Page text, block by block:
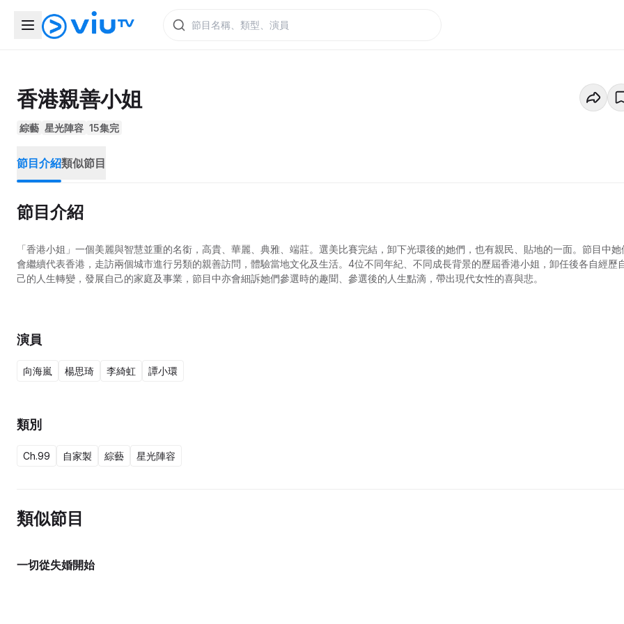
香港親善小姐
綜藝 星光陣容 15集完
節目介紹類似節目
節目介紹
「香港小姐」一個美麗與智慧並重的名銜，高貴、華麗、典雅、端莊。選美比賽完結，卸下光環後的她們，也有親民、貼地的一面。節目中她
會繼續代表香港，走訪兩個城市進行另類的親善訪問，體驗當地文化及生活。4位不同年紀、不同成長背景的歷屆香港小姐，卸任後各自經歷
己的人生轉變，發展自己的家庭及事業，節目中亦會細訴她們參選時的趣聞、參選後的人生點滴，帶出現代女性的喜與悲。
演員
向海嵐 楊思琦 李綺虹 譚小環
類別
Ch.99 自家製 綜藝 星光陣容
類似節目
一切從失婚開始